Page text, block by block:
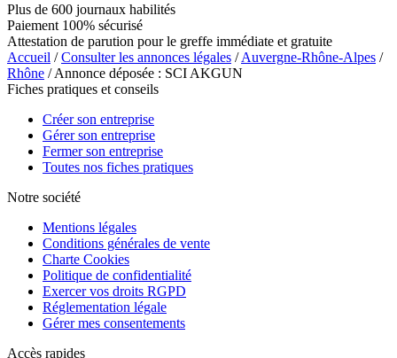
Plus de 600 journaux habilités
Paiement 100% sécurisé
Attestation de parution pour le greffe immédiate et gratuite
Accueil /Consulter les annonces légales /Auvergne-Rhône-Alpes /
Rhône / Annonce déposée : SCI AKGUN
Fiches pratiques et conseils
Créer son entreprise
Gérer son entreprise
Fermer son entreprise
Toutes nos fiches pratiques
Notre société
Mentions légales
Conditions générales de vente
Charte Cookies
Politique de confidentialité
Exercer vos droits RGPD
Réglementation légale
Gérer mes consentements
Accès rapides